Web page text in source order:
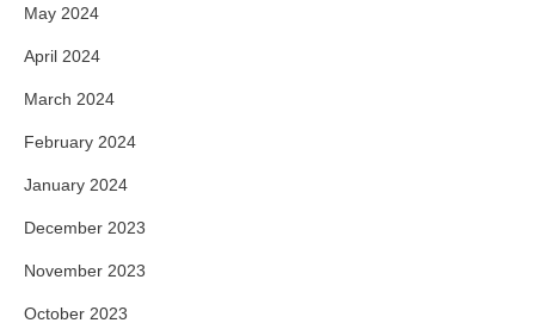
May 2024
April 2024
March 2024
February 2024
January 2024
December 2023
November 2023
October 2023